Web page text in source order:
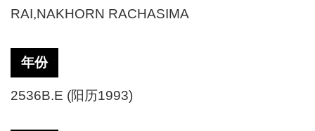
RAI,NAKHORN RACHASIMA
年份
2536B.E (阳历1993)